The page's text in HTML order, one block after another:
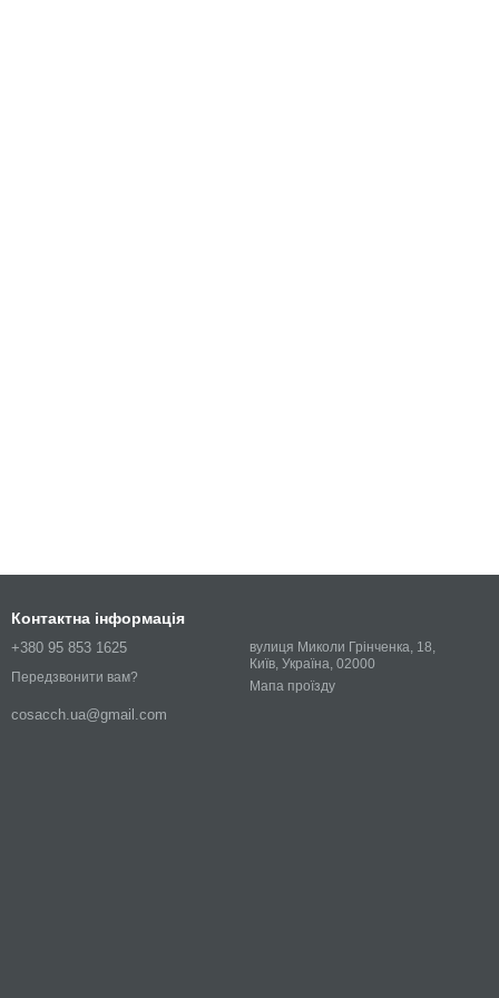
Контактна інформація
+380 95 853 1625
Передзвонити вам?
cosacch.ua@gmail.com
вулиця Миколи Грінченка, 18,
Київ, Україна, 02000
Мапа проїзду